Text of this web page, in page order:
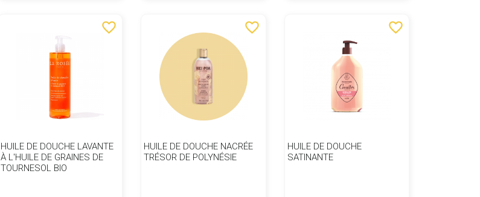
favorite_border
HUILE DE DOUCHE LAVANTE
À L'HUILE DE GRAINES DE
TOURNESOL BIO
favorite_border
HUILE DE DOUCHE NACRÉE
TRÉSOR DE POLYNÉSIE
favorite_border
HUILE DE DOUCHE
SATINANTE